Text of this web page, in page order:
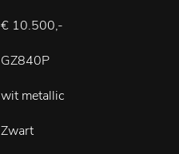
€ 10.500,-
GZ840P
wit metallic
Zwart